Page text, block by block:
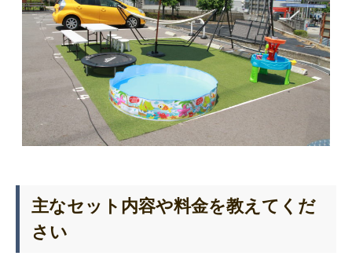
主なセット内容や料金を教えてくだ
さい